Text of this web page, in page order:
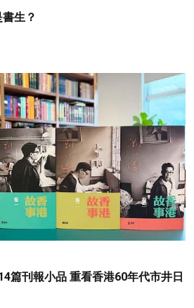
生？
篇刊報小品 重看香港60年代市井日